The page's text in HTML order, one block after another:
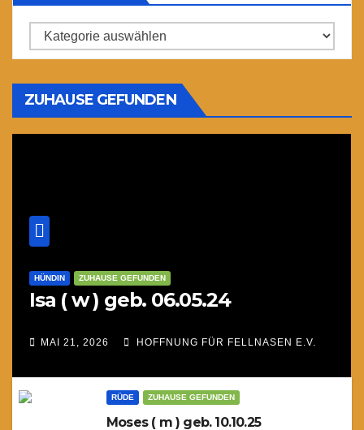
Kategorien
ZUHAUSE GEFUNDEN
HÜNDIN ZUHAUSE GEFUNDEN
Isa ( w ) geb. 06.05.24
MAI 21, 2026 HOFFNUNG FÜR FELLNASEN E.V.
RÜDE ZUHAUSE GEFUNDEN
Moses ( m ) geb. 10.10.25